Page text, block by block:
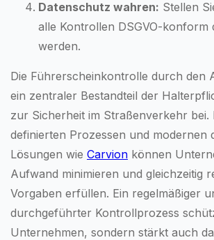
Datenschutz wahren: Stellen
alle Kontrollen DSGVO-
werden.
Die Führerscheinkontrolle durch den
ein zentraler Bestandteil der
zur Sicherheit im Straßenverkehr bei.
definierten Prozessen und modernen
Lösungen wie Carvion können
Aufwand minimieren und gleichzeitig
Vorgaben erfüllen. Ein regelmäßiger
durchgeführter Kontrollprozess
Unternehmen, sondern stärkt auch